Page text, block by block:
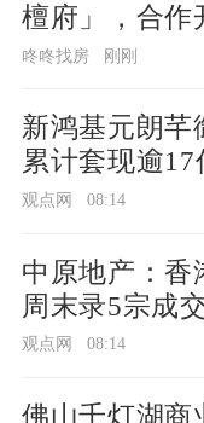
交流会现场。
一个细节暴露
檀府」，合作
易主
咚咚找房 刚刚
新鸿基元朗芊
累计套现逾17
观点网 08:14
中原地产：香
周末录5宗成
观点网 08:14
佛山千灯湖商